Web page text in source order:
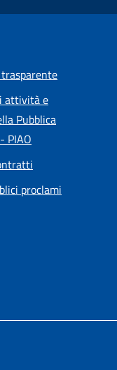
attività e
Pubblica
PIAO
proclami